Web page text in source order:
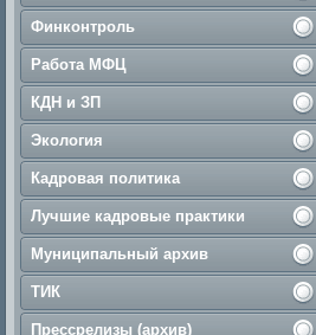
Финконтроль
Работа МФЦ
КДН и ЗП
Экология
Кадровая политика
Лучшие кадровые практики
Муниципальный архив
ТИК
Прессрелизы (архив)